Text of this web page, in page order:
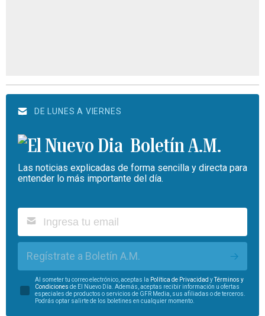
DE LUNES A VIERNES
Boletín A.M.
Las noticias explicadas de forma sencilla y directa para
entender lo más importante del día.
Regístrate a Boletín A.M.
Al someter tu correo electrónico, aceptas la Política de Privacidad yTérminos y
Condiciones de El Nuevo Día. Además, aceptas recibir información u ofertas
especiales de productos o servicios de GFR Media, sus afiliadas o de terceros.
Podrás optar salirte de los boletines en cualquier momento.